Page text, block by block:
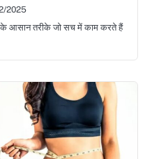
2025
के आसान तरीके जो सच में काम करते हैं